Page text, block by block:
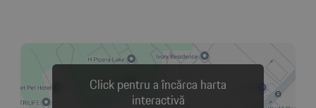
Click pentru a încărca harta
interactivă